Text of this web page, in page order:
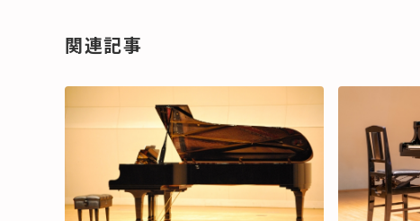
関連記事